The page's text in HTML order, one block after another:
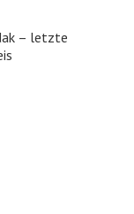
– letzte